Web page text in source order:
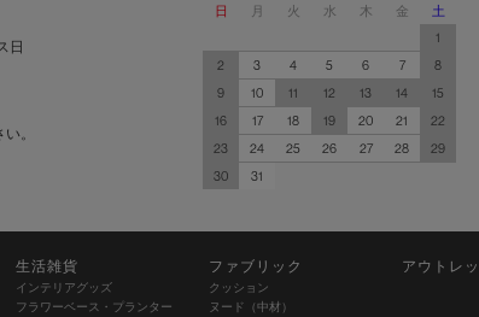
日
。
日
月 火 水 木 金
土
1
2
3 4 5 6 7
8
9
10 11 12 13 14
15
16
17 18 19 20 21
22
23
24 25 26 27 28
29
30
31
生活雑貨
インテリアグッズ
フラワーベース・プランター
ファブリック
クッション
ヌード（中材）
アウトレ